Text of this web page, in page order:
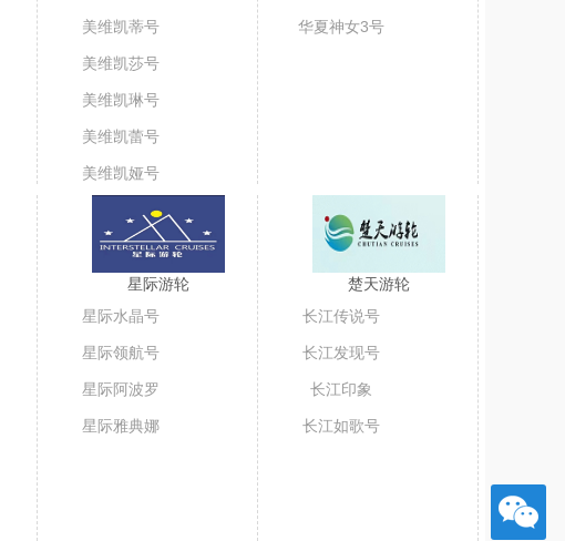
美维凯蒂号
美维凯莎号
美维凯琳号
美维凯蕾号
美维凯娅号
华夏神女3号
星际游轮
星际水晶号
星际领航号
星际阿波罗
星际雅典娜
楚天游轮
长江传说号
长江发现号
长江印象
长江如歌号